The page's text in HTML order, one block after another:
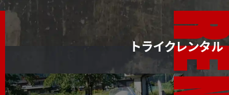
トライクレンタル